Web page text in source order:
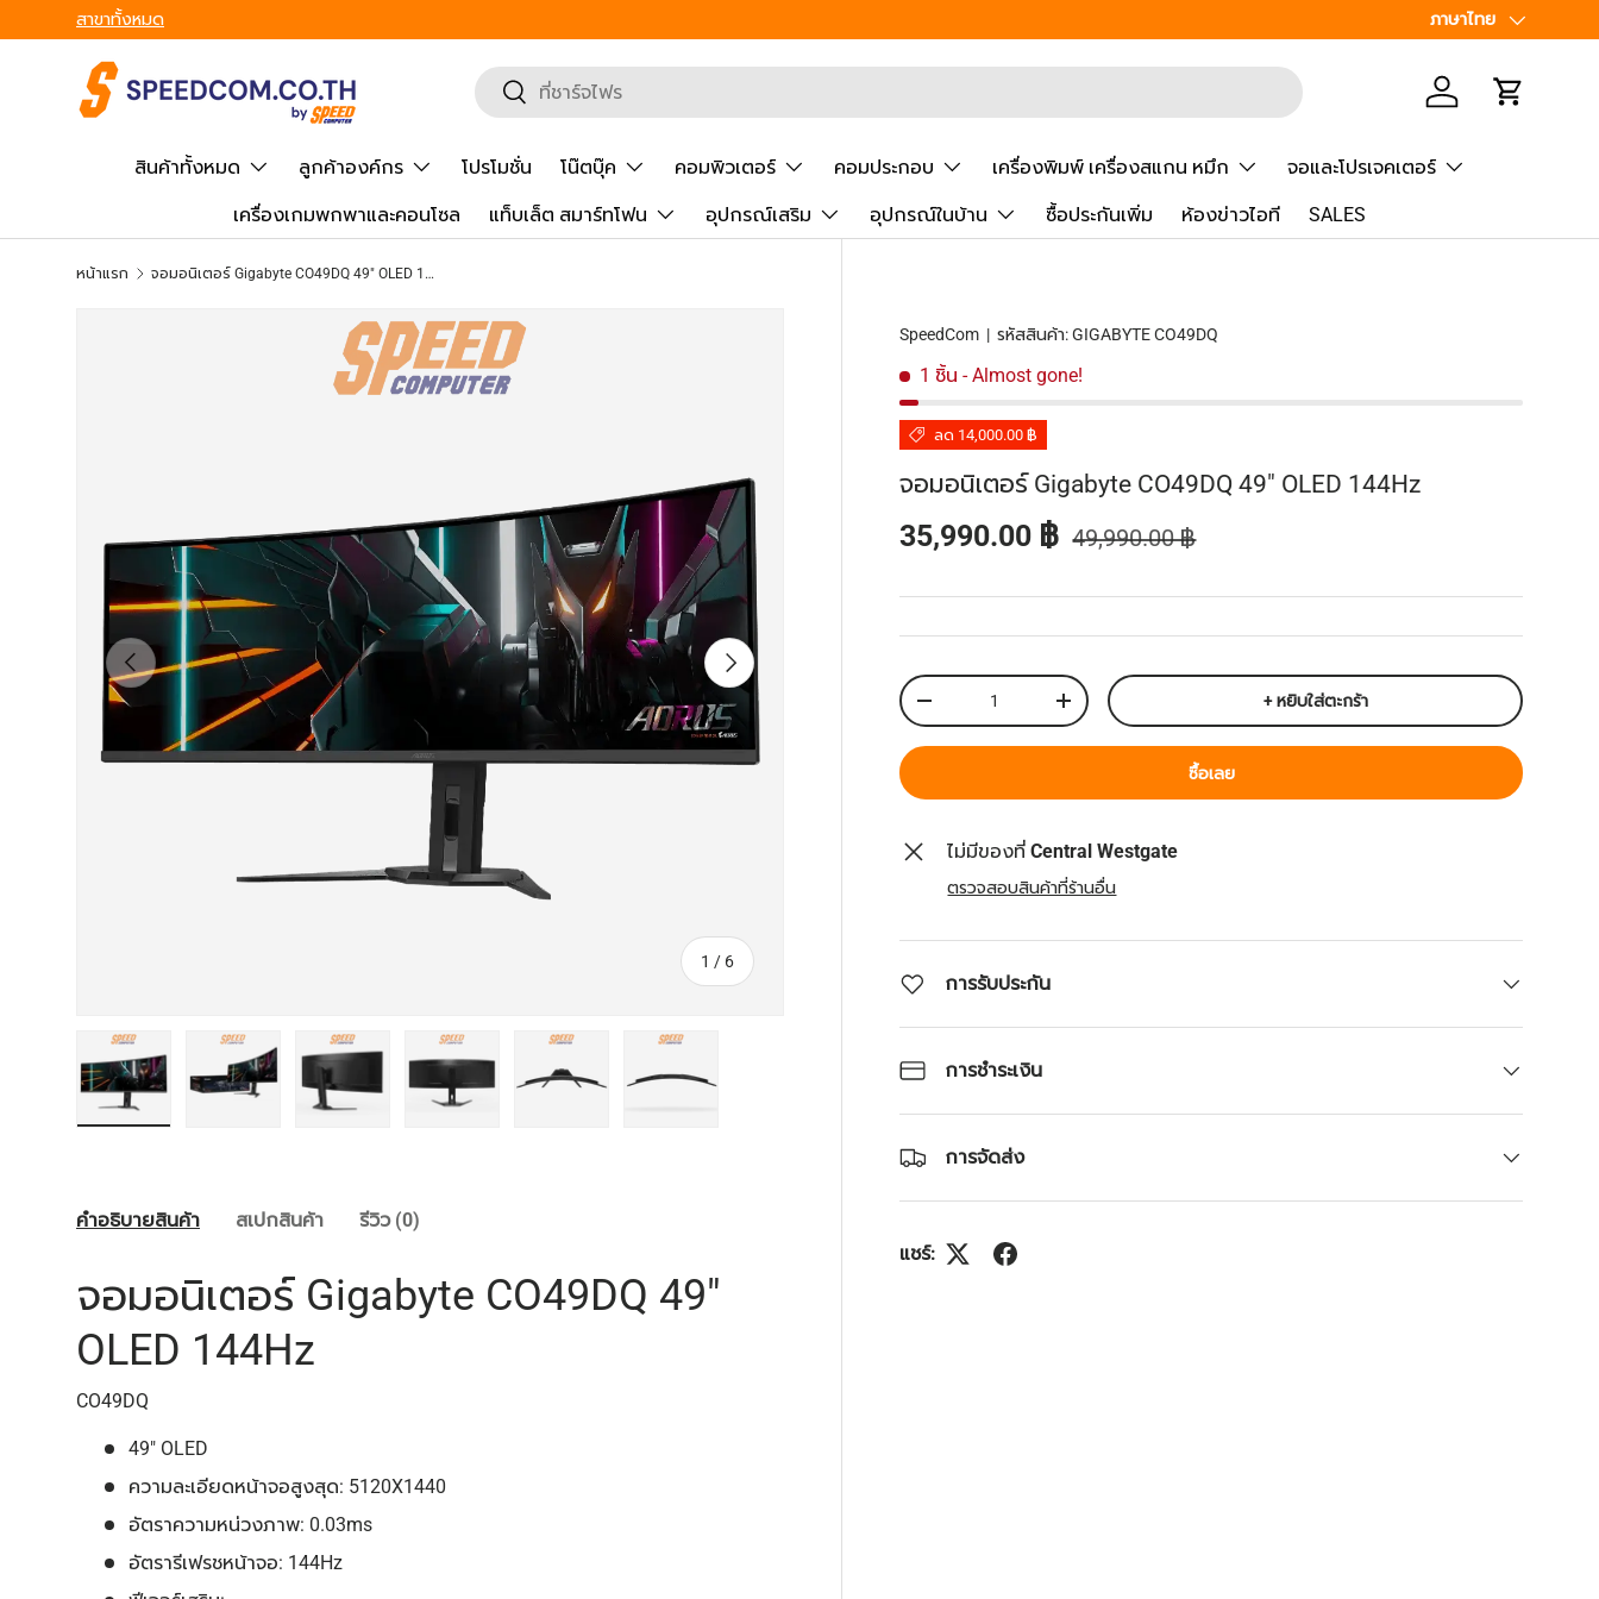
ข้ามไปยังเนื้อหา
From Gadgets to Enterprise, We’ve Got IT All. - ครบที่สุด ทุก Segment เพิ่มเพื่อนLine
ภาษา
ภาษาไทย
ค้นหา
ยืนยันการค้นหา เข้าสู่ระบบรถเข็น
สินค้าทั้งหมด ลูกค้าองค์กร โปรโมชั่น โน๊ตบุ๊ค คอมพิวเตอร์ คอมประกอบ เครื่องพิมพ์ เครื่องสแกน หมึก จอและโปรเจคเตอร์
เครื่องเกมพกพาและคอนโซล แท็บเล็ต สมาร์ทโฟน อุปกรณ์เสริม อุปกรณ์ในบ้าน ซื้อประกันเพิ่ม ห้องข่าวไอที SALES
หน้าแรก จอมอนิเตอร์ Gigabyte CO49DQ 49" OLED 144Hz
ก่อนหน้า
1 / จาก
6
ถัดไป
SpeedCom |รหัสสินค้า: GIGABYTE CO49DQ
1 ชิ้น - Almost gone!
ลด 14,000.00 ฿
จอมอนิเตอร์ Gigabyte CO49DQ 49" OLED 144Hz
ราคาส่วนลด
35,990.00 ฿ ราคาปกติ
49,990.00 ฿
จำนวน
ลดจำนวน
เพิ่มจำนวน + หยิบใส่ตะกร้า
ซื้อเลย
ไม่มีของที่Central Westgate
ตรวจสอบสินค้าที่ร้านอื่น
การรับประกัน
การชำระเงิน
การจัดส่ง
แชร์:
คำอธิบายสินค้า สเปกสินค้า รีวิว (0)
จอมอนิเตอร์ Gigabyte CO49DQ 49"
OLED 144Hz
CO49DQ
49" OLED
ความละเอียดหน้าจอสูงสุด: 5120X1440
อัตราความหน่วงภาพ: 0.03ms
อัตรารีเฟรชหน้าจอ: 144Hz